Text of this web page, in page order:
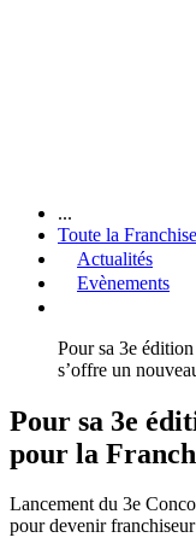
...
Toute la Franchise
Actualités
Evènements
Pour sa 3e
s’offre un
Pour sa 3e
pour la
Lancement du 3e
pour devenir franchiseur